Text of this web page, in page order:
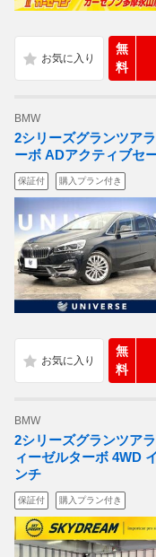
無
料
BMW
2シリーズグランツア
ーボ ADアクティブセ
保証付 購入プラン付き
無
料
BMW
2シリーズグランツア
ィーゼルターボ 4WD
ンチ
保証付 購入プラン付き